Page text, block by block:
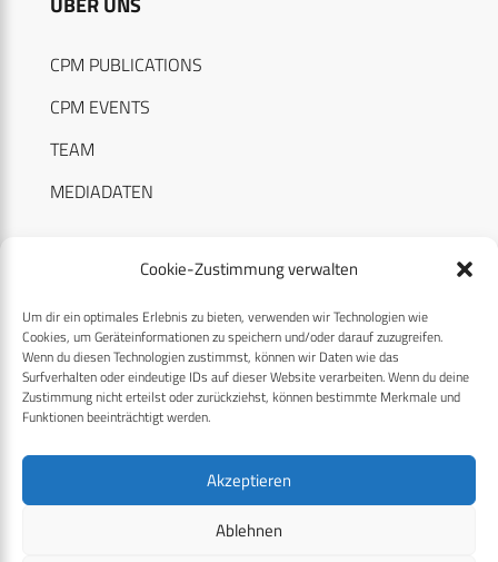
Cookie-Zustimmung verwalten
Um dir ein optimales Erlebnis zu bieten, verwenden wir Technologien wie
Cookies, um Geräteinformationen zu speichern und/oder darauf zuzugreifen.
Wenn du diesen Technologien zustimmst, können wir Daten wie das
Surfverhalten oder eindeutige IDs auf dieser Website verarbeiten. Wenn du deine
Zustimmung nicht erteilst oder zurückziehst, können bestimmte Merkmale und
Funktionen beeinträchtigt werden.
Akzeptieren
Ablehnen
CPM PUBLICATIONS
CPM EVENTS
TEAM
MEDIADATEN
RECHTLICHES
Datenschutzerklärung
Cookie-Richtlinie (EU)